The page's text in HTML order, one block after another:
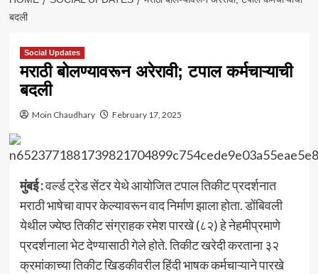
बदली
Social Updates
मराठी बोलण्यावरून अरेरावी; टपाल कर्मचाऱ्याची
बदली
Moin Chaudhary February 17, 2025
मुंबई :वर्ल्ड ट्रेड सेंटर येथे आयोजित टपाल तिकीट प्रदर्शनात
मराठी भाषेचा वापर केल्यावरून वाद निर्माण झाला होता. डोंबिवली
येथील ज्येष्ठ तिकीट संग्राहक रमेश पारखे (८२) हे नेहमीप्रमाणे
प्रदर्शनाला भेट देण्यासाठी गेले होते. तिकीट खरेदी करताना ३२
क्रमांकाच्या तिकीट खिडकीवरील हिंदी भाषक कर्मचाऱ्याने पारखे